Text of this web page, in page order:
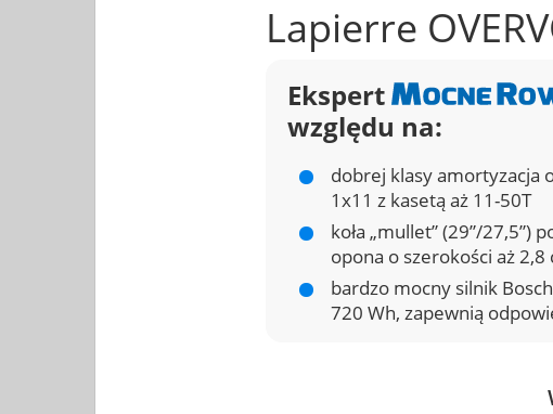
Lapierre
Ekspert
względu na:
dobrej klasy amortyzacja
1x11 z kasetą aż 11-50T
koła „mullet” (29”/
opona o szerokości aż 2,8
bardzo mocny silnik
720 Wh, zapewnią